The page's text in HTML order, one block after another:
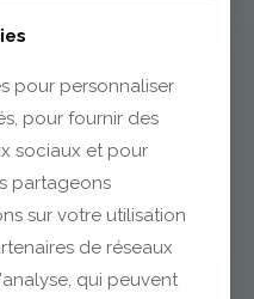
sa.fr
pour personnaliser
pour fournir des
sociaux et pour
partageons
sur votre utilisation
de réseaux
qui peuvent